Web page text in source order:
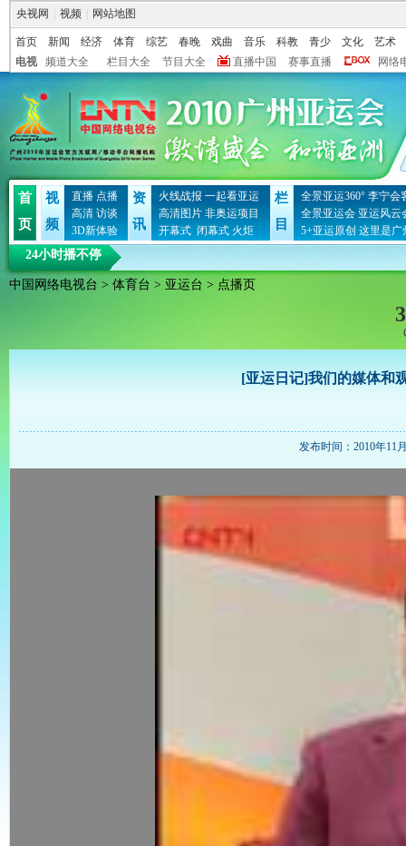
央视网 视频 网站地图
首页 新闻 经济 体育 综艺 春晚 戏曲 音乐 科教 青少 文化
艺术
电视
频道大全 栏目大全 节目大全 直播中国 赛事直播 网络
首
页
视
频
直播 点播
高清 访谈
3D新体验
资
讯
火线战报 一起看亚运
高清图片 非奥运项目
开幕式 闭幕式 火炬
栏
目
全景亚运360° 李宁会
全景亚运会 亚运风云
5+亚运原创 这里是广
24小时播不停
中国网络电视台 > 体育台 > 亚运台 > 点播页
[亚运日记]我们的媒体和
发布时间：2010年11